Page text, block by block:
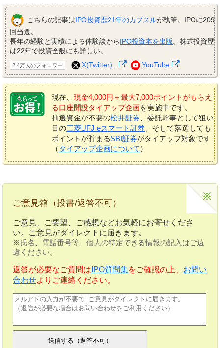
こちらの記事はIPO投資歴21年のカブスルが執筆。IPOに209
回当選。
長年の経験と実績による体験談からIPO投資本を出版。株式投資歴
は22年で投資全般にも詳しい。
2.4万人のフォロワー X(Twitter） YouTube
現在、 現金4,000円＋最大7,000ポイントがもらえ
る口座開設タイアップ企画を実施中です。
抽選資金が不要の松井証券、委託幹事として狙い
目の三菱UFJ eスマート証券、そして落選しても
ポイントが貯まるSBI証券がタイアップ対象です
（ タイアップ企画について ）
ご意見箱（投書/返答不可）
ご意見、ご要望、ご感想などお気軽にお寄せくださ
い。ご意見がダイレクトに届きます。
※氏名、電話番号等、個人の特定できる情報の記入はご遠
慮ください。
返答が必要なご質問は IPO質問集をご確認の上、 お問い
合わせよりご連絡ください。